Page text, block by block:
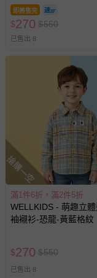
式、折價券與購
問，你可詳見：
預購商品：預購
商品如因「價格
會主動以簡訊及
即將售完
$270 $550
已售出 8
搶購一空
滿1件6折，滿2件5折
WELLKIDS - 萌趣立
袖襯衫-恐龍-黃藍格紋
$270 $550
已售出 8